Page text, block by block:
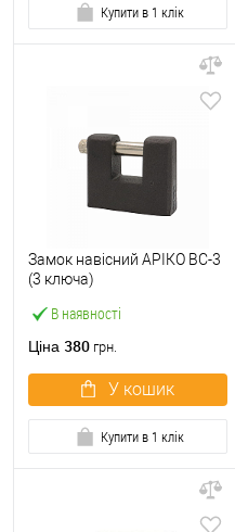
Купити в 1 клік
В наявності
Замок навісний АРІКО ВС-3
(3 ключа)
Ціна 380 грн.
У кошик
Купити в 1 клік